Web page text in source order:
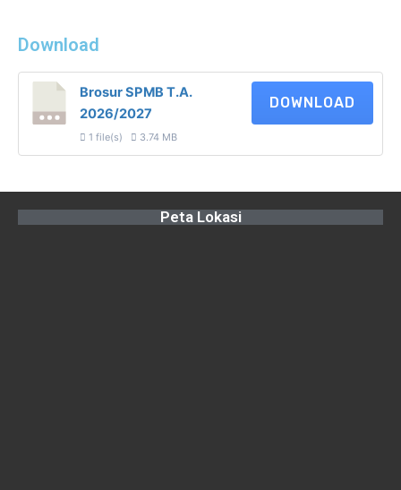
Download
Brosur SPMB T.A.
2026/2027
1 file(s) 3.74 MB
DOWNLOAD
Peta Lokasi